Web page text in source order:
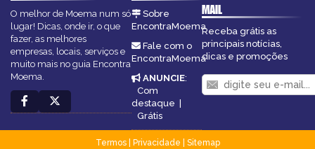
O melhor de Moema num só
lugar! Dicas, onde ir, o que
fazer, as melhores
empresas, locais, serviços e
muito mais no guia Encontra
Moema.
Sobre
EncontraMoema
Fale com o
EncontraMoema
ANUNCIE:
Com
destaque
Grátis
MAIL
Receba grátis as
principais notícias,
dicas e promoções
Termos| Privacidade
Sitemap